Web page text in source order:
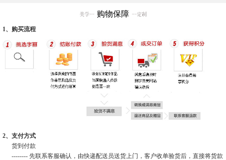
购物保障
1、购买流程
2、支付方式
货到付款
-------- 先联系客服确认，由快递配送员送货上门，客户收单验货后，直接将货款